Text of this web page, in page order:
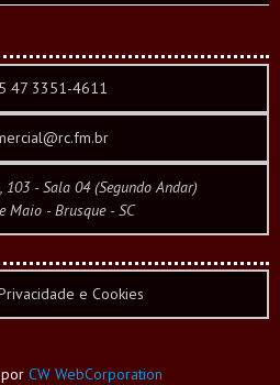
47 3351-4611
- Sala 04 (Segundo Andar)
Maio - Brusque - SC
e Cookies
CW WebCorporation